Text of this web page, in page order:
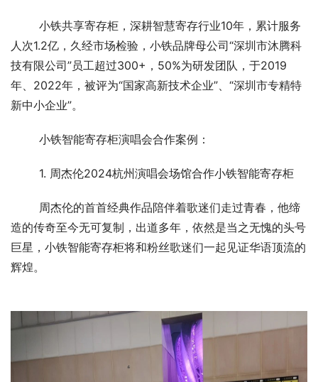
小铁共享寄存柜，深耕智慧寄存行业10年，累计服务
人次1.2亿，久经市场检验，小铁品牌母公司“深圳市沐腾科
技有限公司”员工超过300+，50%为研发团队，于2019
年、2022年，被评为“国家高新技术企业”、“深圳市专精特
新中小企业”。
小铁智能寄存柜演唱会合作案例：
1. 周杰伦2024杭州演唱会场馆合作小铁智能寄存柜
周杰伦的首首经典作品陪伴着歌迷们走过青春，他缔
造的传奇至今无可复制，出道多年，依然是当之无愧的头号
巨星，小铁智能寄存柜将和粉丝歌迷们一起见证华语顶流的
辉煌。